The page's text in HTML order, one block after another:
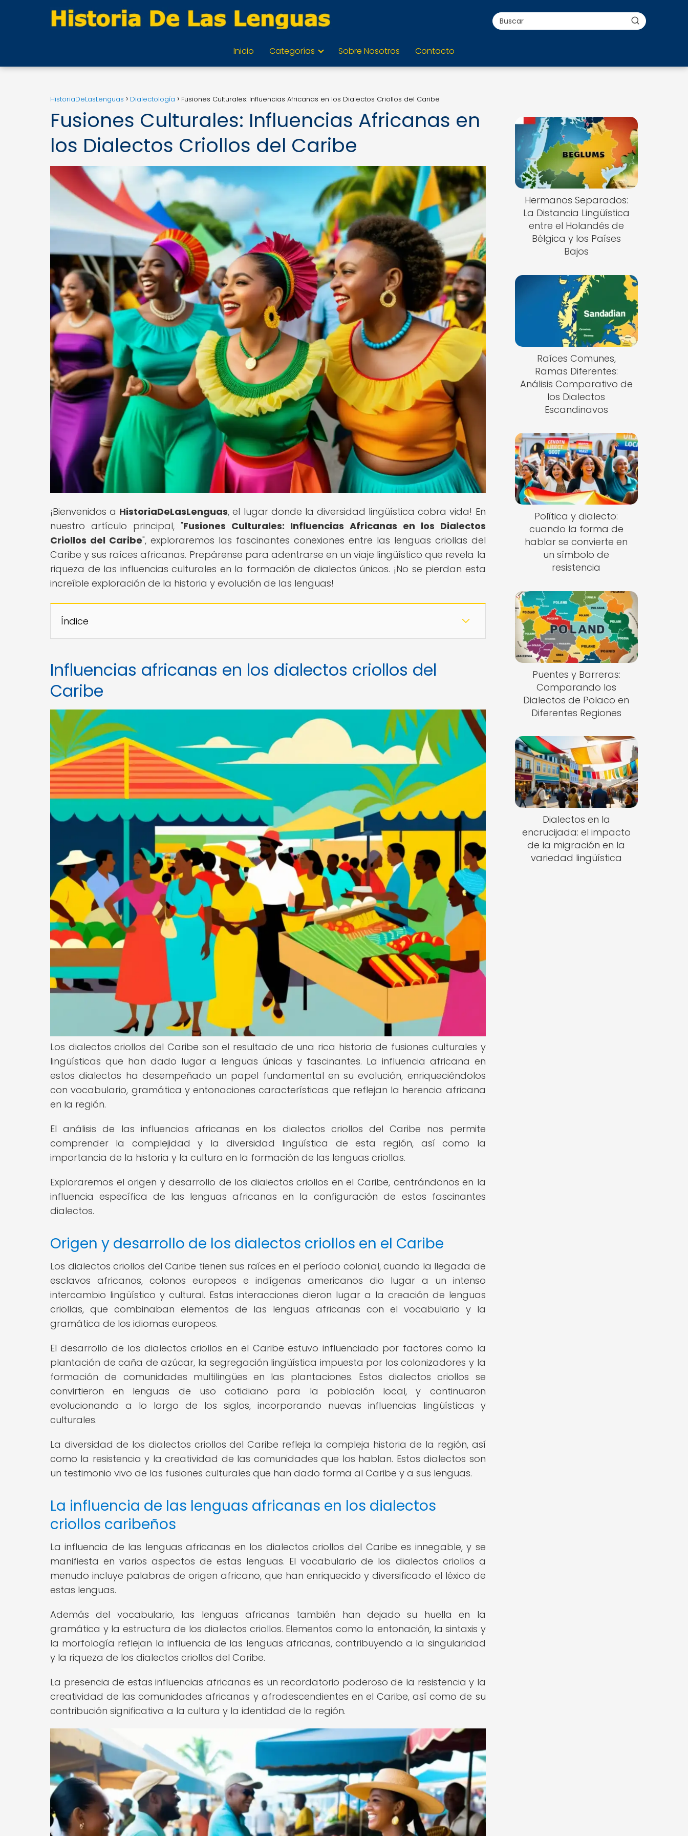
Inicio Categorías Sobre Nosotros Contacto
HistoriaDeLasLenguas Dialectología Fusiones Culturales: Influencias Africanas en los Dialectos Criollos del Caribe
Fusiones Culturales: Influencias Africanas en
los Dialectos Criollos del Caribe
¡Bienvenidos a HistoriaDeLasLenguas, el lugar donde la diversidad lingüística cobra vida! En
nuestro artículo principal, "Fusiones Culturales: Influencias Africanas en los Dialectos
Criollos del Caribe", exploraremos las fascinantes conexiones entre las lenguas criollas del
Caribe y sus raíces africanas. Prepárense para adentrarse en un viaje lingüístico que revela la
riqueza de las influencias culturales en la formación de dialectos únicos. ¡No se pierdan esta
increíble exploración de la historia y evolución de las lenguas!
Índice
Influencias africanas en los dialectos criollos del
Caribe
Los dialectos criollos del Caribe son el resultado de una rica historia de fusiones culturales y
lingüísticas que han dado lugar a lenguas únicas y fascinantes. La influencia africana en
estos dialectos ha desempeñado un papel fundamental en su evolución, enriqueciéndolos
con vocabulario, gramática y entonaciones características que reflejan la herencia africana
en la región.
El análisis de las influencias africanas en los dialectos criollos del Caribe nos permite
comprender la complejidad y la diversidad lingüística de esta región, así como la
importancia de la historia y la cultura en la formación de las lenguas criollas.
Exploraremos el origen y desarrollo de los dialectos criollos en el Caribe, centrándonos en la
influencia específica de las lenguas africanas en la configuración de estos fascinantes
dialectos.
Origen y desarrollo de los dialectos criollos en el Caribe
Los dialectos criollos del Caribe tienen sus raíces en el período colonial, cuando la llegada de
esclavos africanos, colonos europeos e indígenas americanos dio lugar a un intenso
intercambio lingüístico y cultural. Estas interacciones dieron lugar a la creación de lenguas
criollas, que combinaban elementos de las lenguas africanas con el vocabulario y la
gramática de los idiomas europeos.
El desarrollo de los dialectos criollos en el Caribe estuvo influenciado por factores como la
plantación de caña de azúcar, la segregación lingüística impuesta por los colonizadores y la
formación de comunidades multilingües en las plantaciones. Estos dialectos criollos se
convirtieron en lenguas de uso cotidiano para la población local, y continuaron
evolucionando a lo largo de los siglos, incorporando nuevas influencias lingüísticas y
culturales.
La diversidad de los dialectos criollos del Caribe refleja la compleja historia de la región, así
como la resistencia y la creatividad de las comunidades que los hablan. Estos dialectos son
un testimonio vivo de las fusiones culturales que han dado forma al Caribe y a sus lenguas.
La influencia de las lenguas africanas en los dialectos
criollos caribeños
La influencia de las lenguas africanas en los dialectos criollos del Caribe es innegable, y se
manifiesta en varios aspectos de estas lenguas. El vocabulario de los dialectos criollos a
menudo incluye palabras de origen africano, que han enriquecido y diversificado el léxico de
estas lenguas.
Además del vocabulario, las lenguas africanas también han dejado su huella en la
gramática y la estructura de los dialectos criollos. Elementos como la entonación, la sintaxis y
la morfología reflejan la influencia de las lenguas africanas, contribuyendo a la singularidad
y la riqueza de los dialectos criollos del Caribe.
La presencia de estas influencias africanas es un recordatorio poderoso de la resistencia y la
creatividad de las comunidades africanas y afrodescendientes en el Caribe, así como de su
contribución significativa a la cultura y la identidad de la región.
Hermanos Separados:
La Distancia Lingüística
entre el Holandés de
Bélgica y los Países
Bajos
Raíces Comunes,
Ramas Diferentes:
Análisis Comparativo de
los Dialectos
Escandinavos
Política y dialecto:
cuando la forma de
hablar se convierte en
un símbolo de
resistencia
Puentes y Barreras:
Comparando los
Dialectos de Polaco en
Diferentes Regiones
Dialectos en la
encrucijada: el impacto
de la migración en la
variedad lingüística